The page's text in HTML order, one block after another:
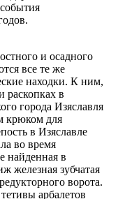
и осадного
все те же
находки. К ним,
раскопках в
города Изяславля
крюком для
в Изяславле
во время
найденная в
железная зубчатая
ворота.
арбалетов